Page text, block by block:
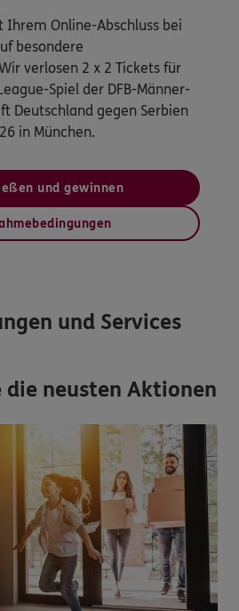
Ihrem Online-Abschluss bei
besondere
verlosen 2 x 2 Tickets für
Spiel der DFB-Männer-
Deutschland gegen Serbien
in München.
und gewinnen
und Services
die neusten Aktionen